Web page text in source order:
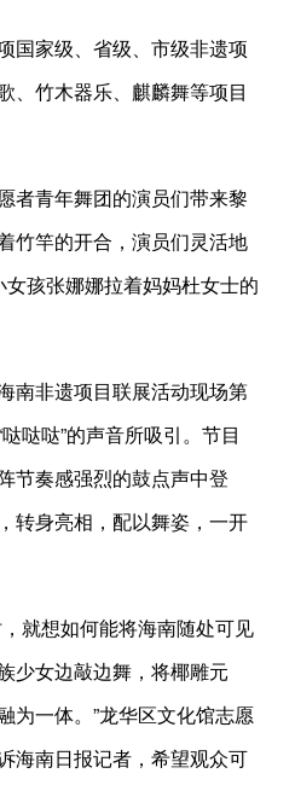
家级、省级、市级非遗项
、竹木器乐、麒麟舞等项目
青年舞团的演员们带来黎
竹竿的开合，演员们灵活地
孩张娜娜拉着妈妈杜女士的
非遗项目联展活动现场第
哒哒”的声音所吸引。节目
节奏感强烈的鼓点声中登
转身亮相，配以舞姿，一开
就想如何能将海南随处可见
少女边敲边舞，将椰雕元
为一体。”龙华区文化馆志愿
海南日报记者，希望观众可